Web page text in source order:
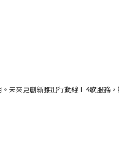
未來更創新推出行動線上K歌服務